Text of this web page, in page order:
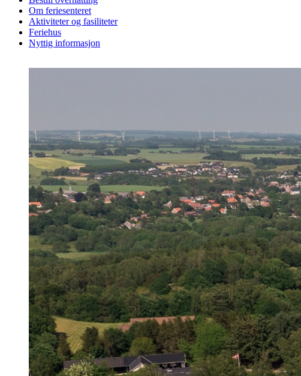
Om feriesenteret
Aktiviteter og fasiliteter
Feriehus
Nyttig informasjon